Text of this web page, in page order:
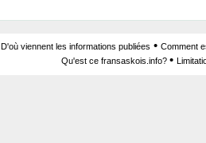
D'où viennent les informations publiées • Comment
Qu'est ce fransaskois.info? •